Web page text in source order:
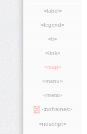
<label>
<legend>
<li>
<link>
<map>
<menu>
<meta>
<noframes>
<noscript>